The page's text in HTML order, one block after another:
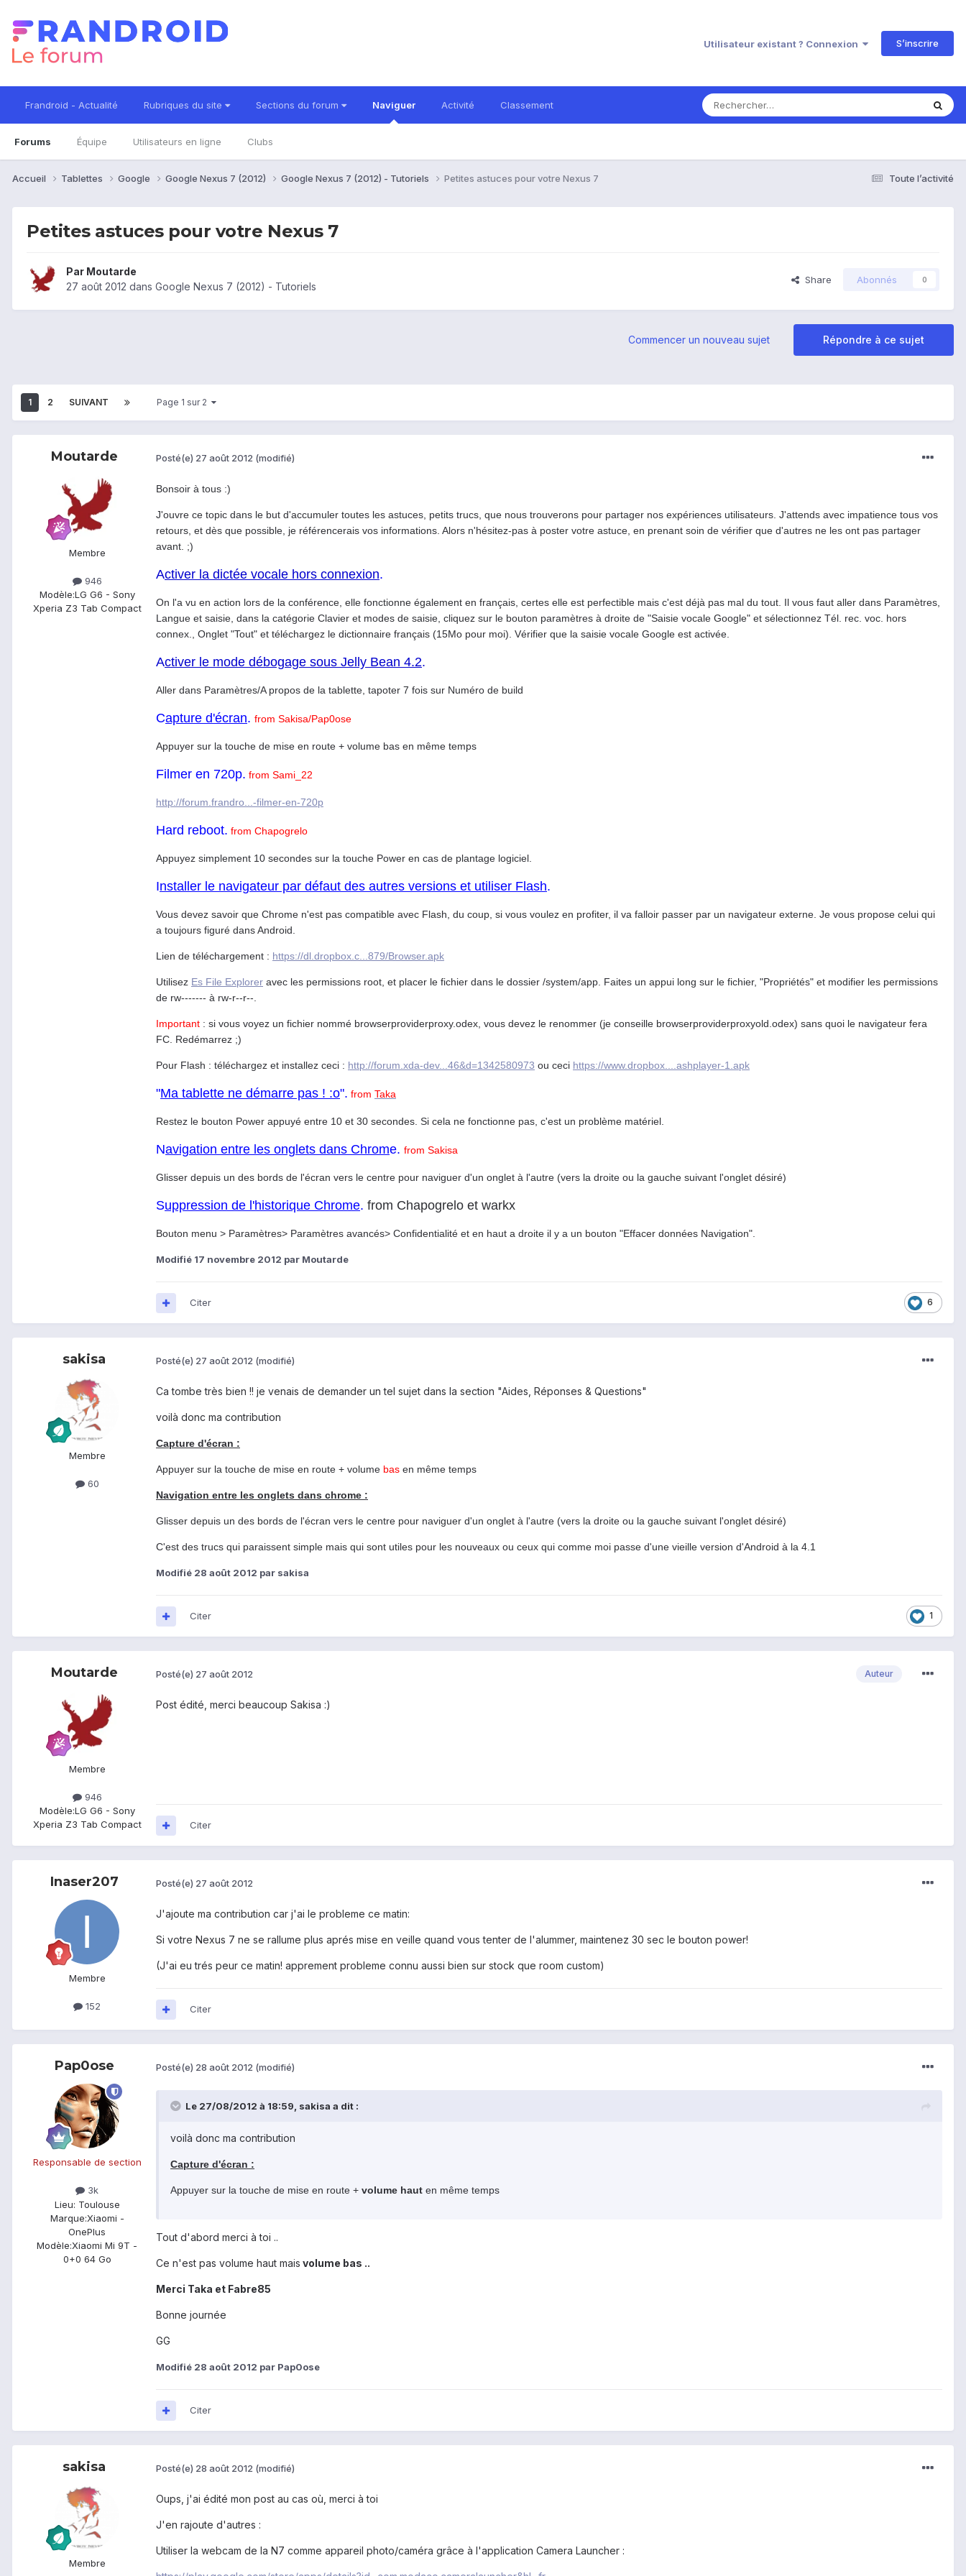
Utilisateur existant ? Connexion S’inscrire
Frandroid - Actualité Rubriques du site Sections du forum Naviguer
Forums Équipe Utilisateurs en ligne Clubs
Activité Classement
Toute l’activité
Accueil Tablettes Google Google Nexus 7 (2012) Google Nexus 7 (2012) - Tutoriels Petites astuces pour votre Nexus 7
Petites astuces pour votre Nexus 7
Par Moutarde
27 août 2012 dans Google Nexus 7 (2012) - Tutoriels
Share Abonnés 0
Répondre à ce sujet
Commencer un nouveau sujet
1 2 SUIVANT Page 1 sur 2
Moutarde
Membre
946
Modèle:LG G6 - Sony
Xperia Z3 Tab Compact
Posté(e) 27 août 2012 (modifié)
Bonsoir à tous :)
J'ouvre ce topic dans le but d'accumuler toutes les astuces, petits trucs, que nous trouverons pour partager nos expériences utilisateurs. J'attends avec impatience tous vos
retours, et dès que possible, je référencerais vos informations. Alors n'hésitez-pas à poster votre astuce, en prenant soin de vérifier que d'autres ne les ont pas partager
avant. ;)
Activer la dictée vocale hors connexion.
On l'a vu en action lors de la conférence, elle fonctionne également en français, certes elle est perfectible mais c'est déjà pas mal du tout. Il vous faut aller dans Paramètres,
Langue et saisie, dans la catégorie Clavier et modes de saisie, cliquez sur le bouton paramètres à droite de "Saisie vocale Google" et sélectionnez Tél. rec. voc. hors
connex., Onglet "Tout" et téléchargez le dictionnaire français (15Mo pour moi). Vérifier que la saisie vocale Google est activée.
Activer le mode débogage sous Jelly Bean 4.2.
Aller dans Paramètres/A propos de la tablette, tapoter 7 fois sur Numéro de build
Capture d'écran. from Sakisa/Pap0ose
Appuyer sur la touche de mise en route + volume bas en même temps
Filmer en 720p. from Sami_22
http://forum.frandro...-filmer-en-720p
Hard reboot. from Chapogrelo
Appuyez simplement 10 secondes sur la touche Power en cas de plantage logiciel.
Installer le navigateur par défaut des autres versions et utiliser Flash.
Vous devez savoir que Chrome n'est pas compatible avec Flash, du coup, si vous voulez en profiter, il va falloir passer par un navigateur externe. Je vous propose celui qui
a toujours figuré dans Android.
Lien de téléchargement : https://dl.dropbox.c...879/Browser.apk
Utilisez Es File Explorer avec les permissions root, et placer le fichier dans le dossier /system/app. Faites un appui long sur le fichier, "Propriétés" et modifier les permissions
de rw------- à rw-r--r--.
Important : si vous voyez un fichier nommé browserproviderproxy.odex, vous devez le renommer (je conseille browserproviderproxyold.odex) sans quoi le navigateur fera
FC. Redémarrez ;)
Pour Flash : téléchargez et installez ceci : http://forum.xda-dev...46&d=1342580973 ou ceci https://www.dropbox....ashplayer-1.apk
"Ma tablette ne démarre pas ! :o". from Taka
Restez le bouton Power appuyé entre 10 et 30 secondes. Si cela ne fonctionne pas, c'est un problème matériel.
Navigation entre les onglets dans Chrome. from Sakisa
Glisser depuis un des bords de l'écran vers le centre pour naviguer d'un onglet à l'autre (vers la droite ou la gauche suivant l'onglet désiré)
Suppression de l'historique Chrome. from Chapogrelo et warkx
Bouton menu > Paramètres> Paramètres avancés> Confidentialité et en haut a droite il y a un bouton "Effacer données Navigation".
Modifié 17 novembre 2012 par Moutarde
6
Citer
sakisa
Membre
60
Posté(e) 27 août 2012 (modifié)
Ca tombe très bien !! je venais de demander un tel sujet dans la section "Aides, Réponses & Questions"
voilà donc ma contribution
Capture d'écran :
Appuyer sur la touche de mise en route + volume bas en même temps
Navigation entre les onglets dans chrome :
Glisser depuis un des bords de l'écran vers le centre pour naviguer d'un onglet à l'autre (vers la droite ou la gauche suivant l'onglet désiré)
C'est des trucs qui paraissent simple mais qui sont utiles pour les nouveaux ou ceux qui comme moi passe d'une vieille version d'Android à la 4.1
Modifié 28 août 2012 par sakisa
1
Citer
Moutarde
Membre
946
Modèle:LG G6 - Sony
Xperia Z3 Tab Compact
Auteur
Posté(e) 27 août 2012
Post édité, merci beaucoup Sakisa :)
Citer
Inaser207
Membre
152
Posté(e) 27 août 2012
J'ajoute ma contribution car j'ai le probleme ce matin:
Si votre Nexus 7 ne se rallume plus aprés mise en veille quand vous tenter de l'alummer, maintenez 30 sec le bouton power!
(J'ai eu trés peur ce matin! apprement probleme connu aussi bien sur stock que room custom)
Citer
Pap0ose
Responsable de section
3k
Lieu: Toulouse
Marque:Xiaomi -
OnePlus
Modèle:Xiaomi Mi 9T -
0+0 64 Go
Posté(e) 28 août 2012 (modifié)
Le 27/08/2012 à 18:59, sakisa a dit :
voilà donc ma contribution
Capture d'écran :
Appuyer sur la touche de mise en route + volume haut en même temps
Tout d'abord merci à toi ..
Ce n'est pas volume haut mais volume bas ..
Merci Taka et Fabre85
Bonne journée
GG
Modifié 28 août 2012 par Pap0ose
Citer
sakisa
Membre
Posté(e) 28 août 2012 (modifié)
Oups, j'ai édité mon post au cas où, merci à toi
J'en rajoute d'autres :
Utiliser la webcam de la N7 comme appareil photo/caméra grâce à l'application Camera Launcher :